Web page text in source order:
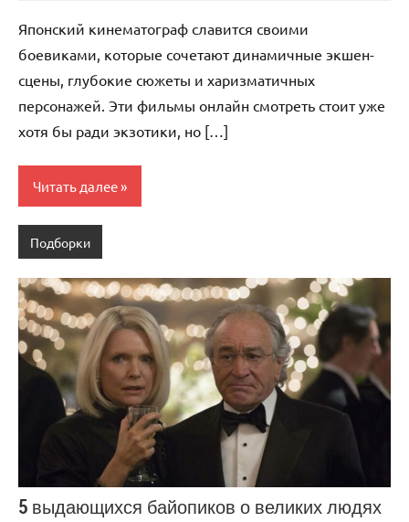
Японский кинематограф славится своими
боевиками, которые сочетают динамичные экшен-
сцены, глубокие сюжеты и харизматичных
персонажей. Эти фильмы онлайн смотреть стоит уже
хотя бы ради экзотики, но […]
Читать далее
Подборки
5 выдающихся байопиков о великих людях